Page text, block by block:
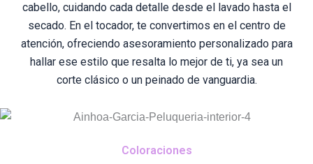
cabello, cuidando cada detalle desde el lavado hasta el
secado. En el tocador, te convertimos en el centro de
atención, ofreciendo asesoramiento personalizado para
hallar ese estilo que resalta lo mejor de ti, ya sea un
corte clásico o un peinado de vanguardia.
Coloraciones